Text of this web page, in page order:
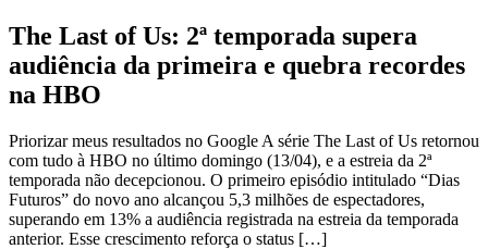
The Last of Us: 2ª temporada supera
audiência da primeira e quebra recordes
na HBO
Priorizar meus resultados no Google A série The Last of Us retornou
com tudo à HBO no último domingo (13/04), e a estreia da 2ª
temporada não decepcionou. O primeiro episódio intitulado “Dias
Futuros” do novo ano alcançou 5,3 milhões de espectadores,
superando em 13% a audiência registrada na estreia da temporada
anterior. Esse crescimento reforça o status […]